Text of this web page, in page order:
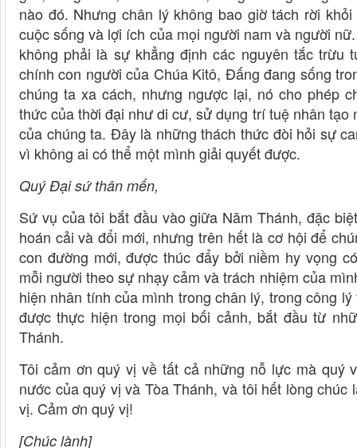
nào đó. Nhưng chân lý không bao giờ tách rời
cuộc sống và lợi ích của mọi người nam và người
không phải là sự khẳng định các nguyên tắc
chính con người của Chúa Kitô, Đấng đang sống
chúng ta xa cách, nhưng ngược lại, nó cho phép
thức của thời đại như di cư, sử dụng trí tuệ nhân
của chúng ta. Đây là những thách thức đòi hỏi sự
vì không ai có thể một mình giải quyết được.
Quý Đại sứ thân mến,
Sứ vụ của tôi bắt đầu vào giữa Năm Thánh, đặc
hoán cải và đổi mới, nhưng trên hết là cơ hội để
con đường mới, được thúc đẩy bởi niềm hy vọng
mỗi người theo sự nhạy cảm và trách nhiệm của
hiện nhân tính của mình trong chân lý, trong công
được thực hiện trong mọi bối cảnh, bắt đầu từ
Thánh.
Tôi cảm ơn quý vị về tất cả những nỗ lực mà quý
nước của quý vị và Tòa Thánh, và tôi hết lòng
vị. Cảm ơn quý vị!
[Chúc lành]